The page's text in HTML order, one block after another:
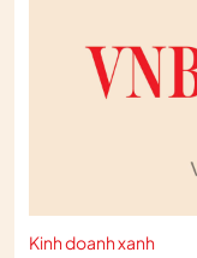
Kinh doanh xanh